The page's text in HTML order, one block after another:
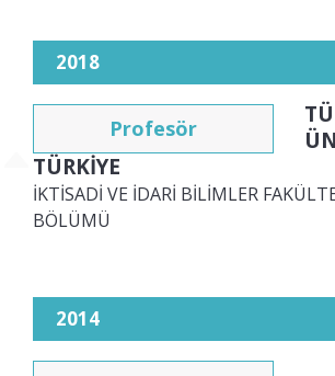
2018
Profesör
TÜRKİYE
İKTİSADİ VE İDARİ BİLİMLER
BÖLÜMÜ
2014